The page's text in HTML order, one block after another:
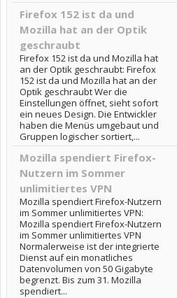
Firefox 152 ist da und
Mozilla hat an der Optik
geschraubt
Firefox 152 ist da und Mozilla hat
an der Optik geschraubt: Firefox
152 ist da und Mozilla hat an der
Optik geschraubt Wer die
Einstellungen öffnet, sieht sofort
ein neues Design. Die Entwickler
haben die Menüs umgebaut und
Gruppen logischer sortiert,...
Mozilla spendiert Firefox-
Nutzern im Sommer
unlimitiertes VPN
Mozilla spendiert Firefox-Nutzern
im Sommer unlimitiertes VPN:
Mozilla spendiert Firefox-Nutzern
im Sommer unlimitiertes VPN
Normalerweise ist der integrierte
Dienst auf ein monatliches
Datenvolumen von 50 Gigabyte
begrenzt. Bis zum 31. Mozilla
spendiert...